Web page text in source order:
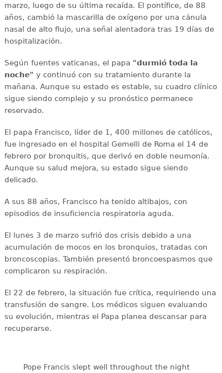
marzo, luego de su última recaída. El pontífice, de 88
años, cambió la mascarilla de oxígeno por una cánula
nasal de alto flujo, una señal alentadora tras 19 días de
hospitalización.
Según fuentes vaticanas, el papa "durmió toda la
noche" y continuó con su tratamiento durante la
mañana. Aunque su estado es estable, su cuadro clínico
sigue siendo complejo y su pronóstico permanece
reservado.
El papa Francisco, líder de 1, 400 millones de católicos,
fue ingresado en el hospital Gemelli de Roma el 14 de
febrero por bronquitis, que derivó en doble neumonía.
Aunque su salud mejora, su estado sigue siendo
delicado.
A sus 88 años, Francisco ha tenido altibajos, con
episodios de insuficiencia respiratoria aguda.
El lunes 3 de marzo sufrió dos crisis debido a una
acumulación de mocos en los bronquios, tratadas con
broncoscopias. También presentó broncoespasmos que
complicaron su respiración.
El 22 de febrero, la situación fue crítica, requiriendo una
transfusión de sangre. Los médicos siguen evaluando
su evolución, mientras el Papa planea descansar para
recuperarse.
Pope Francis slept well throughout the night